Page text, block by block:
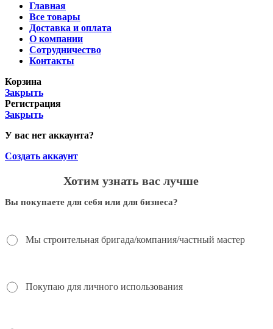
Главная
Все товары
Доставка и оплата
О компании
Сотрудничество
Контакты
Корзина
Закрыть
Регистрация
Закрыть
У вас нет аккаунта?
Создать аккаунт
Хотим узнать вас лучше
Вы покупаете для себя или для бизнеса?
Мы строительная бригада/компания/частный мастер
Покупаю для личного использования